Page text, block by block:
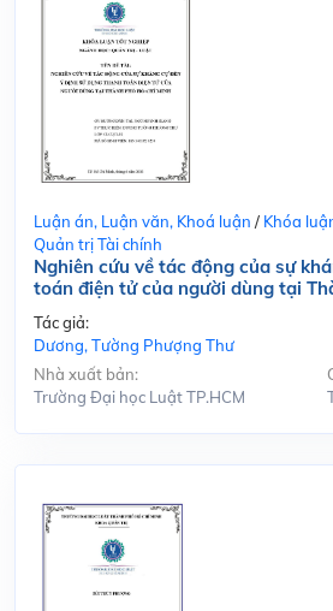
Luận án, Luận văn, Khoá luận / Khóa
Quản trị Tài chính
Nghiên cứu về tác động của sự
toán điện tử của người dùng tại
Tác giả:
Dương, Tường Phượng Thư
Nhà xuất bản:
Trường Đại học Luật TP.HCM